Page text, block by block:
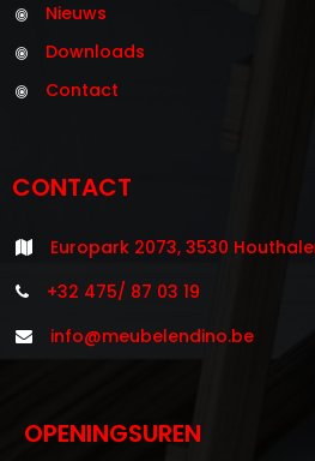
Nieuws
Downloads
Contact
CONTACT
Europark 2073, 3530
+32 475/ 87 03 19
info@meubelendino.be
OPENINGSUREN